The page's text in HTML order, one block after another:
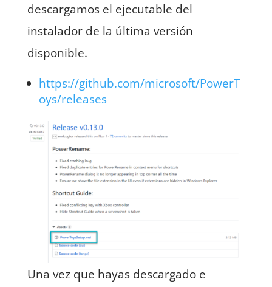
descargamos el ejecutable del
instalador de la última versión
disponible.
https://github.com/microsoft/PowerT
oys/releases
Una vez que hayas descargado e